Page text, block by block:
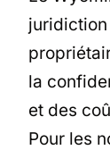
la
et des
Pour les